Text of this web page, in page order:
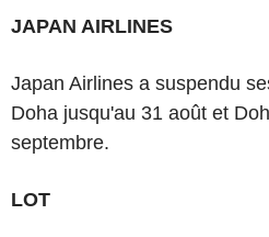
JAPAN AIRLINES
Japan Airlines a suspendu
Doha jusqu'au 31 août et
septembre.
LOT